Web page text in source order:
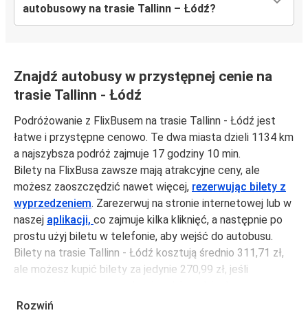
autobusowy na trasie Tallinn – Łódź?
Znajdź autobusy w przystępnej cenie na
trasie Tallinn - Łódź
Podróżowanie z FlixBusem na trasie Tallinn - Łódź jest
łatwe i przystępne cenowo. Te dwa miasta dzieli 1134 km
a najszybsza podróż zajmuje 17 godziny 10 min.
Bilety na FlixBusa zawsze mają atrakcyjne ceny, ale
możesz zaoszczędzić nawet więcej, rezerwując bilety z
wyprzedzeniem. Zarezerwuj na stronie internetowej lub w
naszej aplikacji, co zajmuje kilka kliknięć, a następnie po
prostu użyj biletu w telefonie, aby wejść do autobusu.
Bilety na trasie Tallinn - Łódź kosztują średnio 311,71 zł,
ale możesz kupić bilety za jedynie 270,99 zł, jeśli
unikając weekendów i świąt. Aby podróżować szybko,
Rozwiń